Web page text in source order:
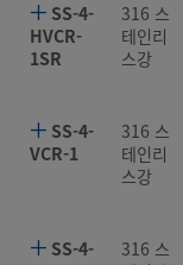
SS-4-
HVCR-
1SR
316 스
테인리
스강
SS-4-
VCR-1
316 스
테인리
스강
SS-4-
316 스